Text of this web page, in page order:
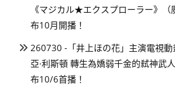
《マジカル★エクスプローラー》
布10月開播！
260730 -「井上ほの花」主演電視
亞·利斯頓 轉生為嬌弱千金的弒神武
布10/6首播！